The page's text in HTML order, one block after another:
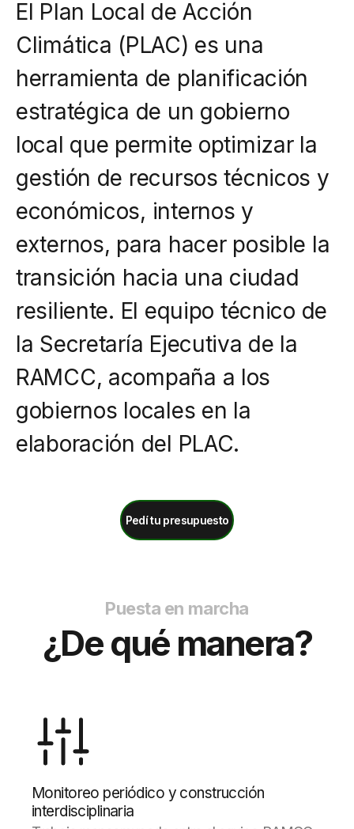
Campañas
Arbolado
Residuos
Proyectos
Empleos Verdes Locales
Edificios Municipales Energéticamente
Sustentables
El Plan Local de Acción
Climática (PLAC) es una
herramienta de planificación
estratégica de un gobierno
local que permite optimizar la
gestión de recursos técnicos y
económicos, internos y
externos, para hacer posible la
transición hacia una ciudad
resiliente. El equipo técnico de
la Secretaría Ejecutiva de la
RAMCC, acompaña a los
gobiernos locales en la
elaboración del PLAC.
Pedí tu presupuesto
Puesta en marcha
¿De qué manera?
Monitoreo periódico y construcción
interdisciplinaria